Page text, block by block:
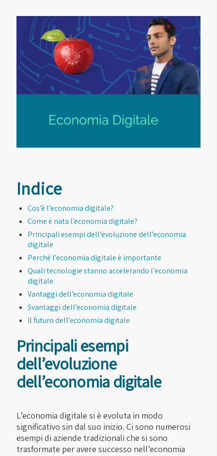
Indice
Cos’è l’economia digitale?
Come è nata l’economia digitale?
Principali esempi dell’evoluzione dell’economia
digitale
Perché l’economia digitale è importante
Quali tecnologie stanno accelerando l’economia
digitale
Vantaggi dell’economia digitale
Svantaggi dell’economia digitale
Il futuro dell’economia digitale
Principali esempi
dell’evoluzione
dell’economia digitale
L’economia digitale si è evoluta in modo
significativo sin dal suo inizio. Ci sono numerosi
esempi di aziende tradizionali che si sono
trasformate per avere successo nell’economia